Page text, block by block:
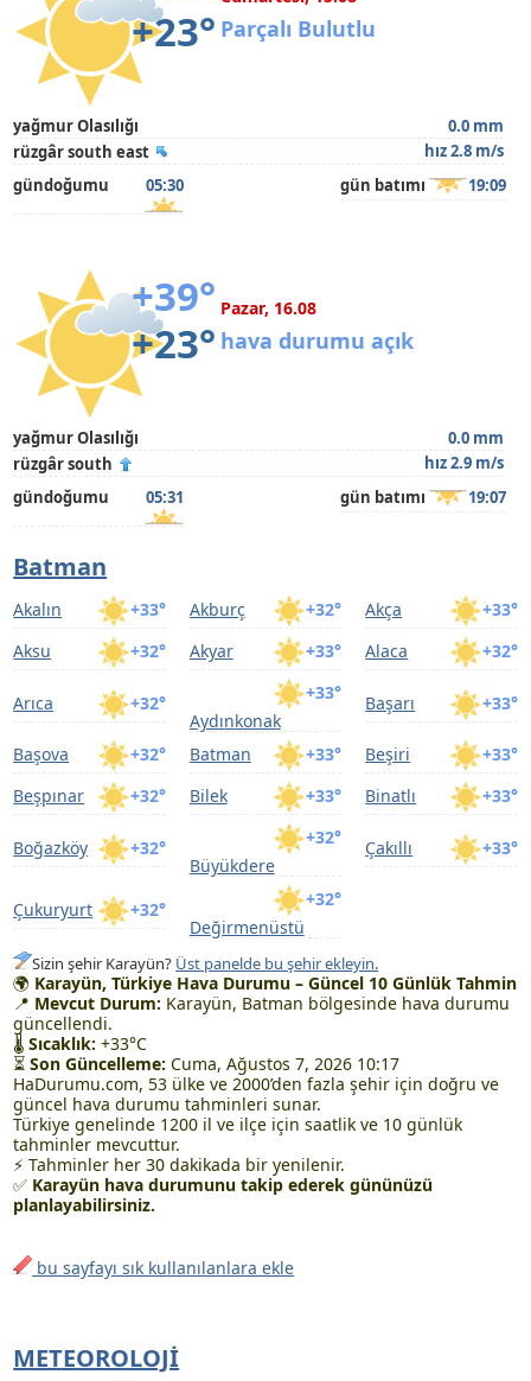
+23° Parçalı Bulutlu
yağmur Olasılığı
0.0 mm
rüzgâr south east
hız 2.8 m/s
gündoğumu
05:30 gün batımı 19:09
+39°
+23°
Pazar, 16.08
hava durumu açık
yağmur Olasılığı
0.0 mm
rüzgâr south
hız 2.9 m/s
gündoğumu
05:31 gün batımı 19:07
Batman
+33°
Akalın +32°
Akburç +33°
Akça
+32°
Aksu +33°
Akyar +32°
Alaca
+32°
Arıca
+33°
Aydınkonak
+33°
Başarı
+32°
Başova +33°
Batman +33°
Beşiri
+32°
Beşpınar +33°
Bilek +33°
Binatlı
+32°
Boğazköy
+32°
Büyükdere
+33°
Çakıllı
+32°
Çukuryurt
+32°
Değirmenüstü
Sizin şehir Karayün? Üst panelde bu şehir ekleyin.
🌍 Karayün, Türkiye Hava Durumu – Güncel 10 Günlük Tahmin
📍 Mevcut Durum: Karayün, Batman bölgesinde hava durumu
güncellendi.
🌡Sıcaklık: +33°C
⏳Son Güncelleme: Cuma, Ağustos 7, 2026 10:17
HaDurumu.com, 53 ülke ve 2000’den fazla şehir için doğru ve
güncel hava durumu tahminleri sunar.
Türkiye genelinde 1200 il ve ilçe için saatlik ve 10 günlük
tahminler mevcuttur.
⚡ Tahminler her 30 dakikada bir yenilenir.
✅ Karayün hava durumunu takip ederek gününüzü
planlayabilirsiniz.
bu sayfayı sık kullanılanlara ekle
METEOROLOJI